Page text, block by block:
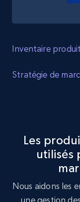
Inventaire produit
Identifier les
Stratégie de
tendances clés et
Les
utilisés
Nous aidons les